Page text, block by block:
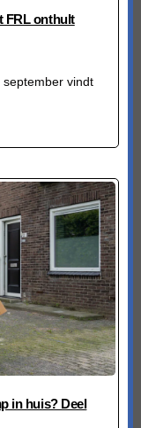
FRL onthult
vindt
in huis? Deel